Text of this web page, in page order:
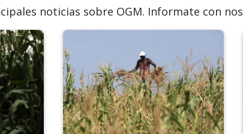
noticias sobre OGM. Informate con